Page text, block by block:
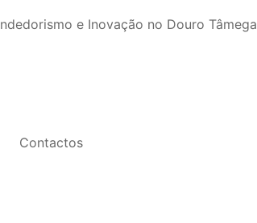
e Inovação no Douro Tâmega
Contactos